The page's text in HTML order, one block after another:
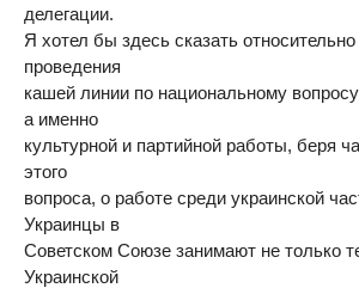
делегации.
Я хотел бы здесь сказать относительно
проведения
кашей линии по национальному
а именно
культурной и партийной работы, беря
этого
вопроса, о работе среди украинской
Украинцы в
Советском Союзе занимают не только
Украинской